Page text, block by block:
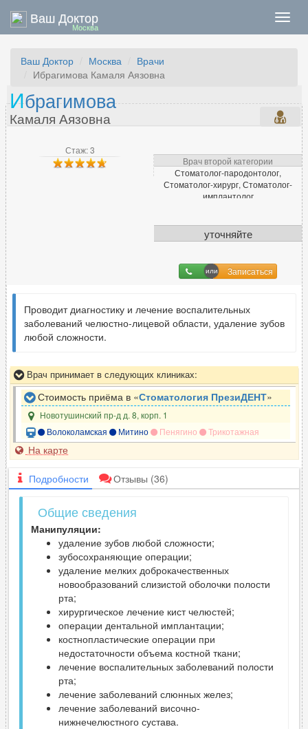
Ваш Доктор
Москва
Ваш Доктор Москва
Врачи
Ибрагимова Камаля Аязовна
Стаж: 3
Врач второй категории
Стоматолог-пародонтолог,
Стоматолог-хирург, Стоматолог-
имплантолог
уточняйте
Записаться
Ибрагимова
Камаля Аязовна
Проводит диагностику и лечение воспалительных
заболеваний челюстно-лицевой области, удаление зубов
любой сложности.
Врач принимает в следующих клиниках:
Стоимость приёма в «Стоматология ПрезиДЕНТ»
Новотушинский пр-д д. 8, корп. 1
Волоколамская
Митино Пенягино Трикотажная
На карте
Подробности Отзывы (36)
Общие сведения
Манипуляции:
удаление зубов любой сложности;
зубосохраняющие операции;
удаление мелких доброкачественных
новообразований слизистой оболочки полости
рта;
хирургическое лечение кист челюстей;
операции дентальной имплантации;
костнопластические операции при
недостаточности объема костной ткани;
лечение воспалительных заболеваний полости
рта;
лечение заболеваний слюнных желез;
лечение заболеваний височно-
нижнечелюстного сустава.